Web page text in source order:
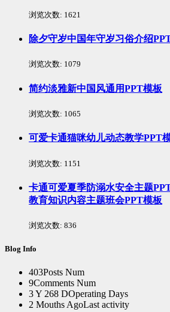
浏览次数: 1621
除夕守岁中国年守岁习俗介绍
浏览次数: 1079
简约淡雅新中国风通用PPT模板
浏览次数: 1065
可爱卡通猫咪幼儿动态教学PPT
浏览次数: 1151
卡通可爱夏季防溺水安全主题
教育知识内容主题班会PPT模板
浏览次数: 836
Blog Info
403Posts Num
9Comments Num
3 Y 268 DOperating Days
2 Mouths AgoLast activity